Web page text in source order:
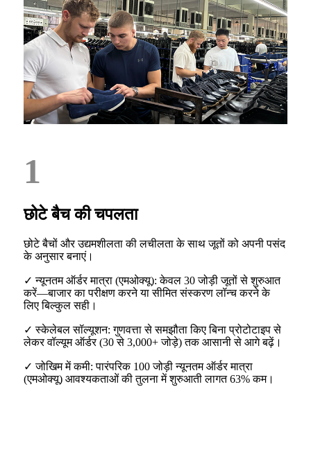
1
छोटे बैच की चपलता
छोटे बैचों और उद्यमशीलता की लचीलता के साथ जूतों को अपनी पसंद
के अनुसार बनाएं।
✓ न्यूनतम ऑर्डर मात्रा (एमओक्यू): केवल 30 जोड़ी जूतों से शुरुआत
करें—बाजार का परीक्षण करने या सीमित संस्करण लॉन्च करने के
लिए बिल्कुल सही।
✓ स्केलेबल सॉल्यूशन: गुणवत्ता से समझौता किए बिना प्रोटोटाइप से
लेकर वॉल्यूम ऑर्डर (30 से 3,000+ जोड़े) तक आसानी से आगे बढ़ें।
✓ जोखिम में कमी: पारंपरिक 100 जोड़ी न्यूनतम ऑर्डर मात्रा
(एमओक्यू) आवश्यकताओं की तुलना में शुरुआती लागत 63% कम।